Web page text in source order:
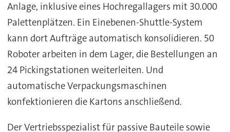
Anlage, inklusive eines Hochregallagers mit 30.000
Palettenplätzen. Ein Einebenen-Shuttle-System
kann dort Aufträge automatisch konsolidieren. 50
Roboter arbeiten in dem Lager, die Bestellungen an
24 Pickingstationen weiterleiten. Und
automatische Verpackungsmaschinen
konfektionieren die Kartons anschließend.
Der Vertriebsspezialist für passive Bauteile sowie